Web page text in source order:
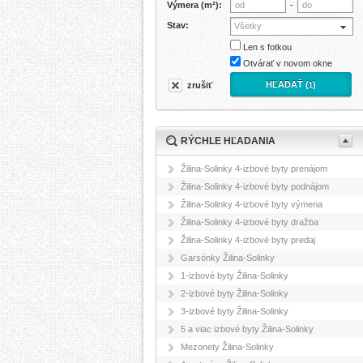
Výmera (m²): -
Stav: Všetky
Len s fotkou
Otvárať v novom okne
zrušiť HĽADAŤ (1)
RÝCHLE HĽADANIA
Žilina-Solinky 4-izbové byty prenájom
Žilina-Solinky 4-izbové byty podnájom
Žilina-Solinky 4-izbové byty výmena
Žilina-Solinky 4-izbové byty dražba
Žilina-Solinky 4-izbové byty predaj
Garsónky Žilina-Solinky
1-izbové byty Žilina-Solinky
2-izbové byty Žilina-Solinky
3-izbové byty Žilina-Solinky
5 a viac izbové byty Žilina-Solinky
Mezonety Žilina-Solinky